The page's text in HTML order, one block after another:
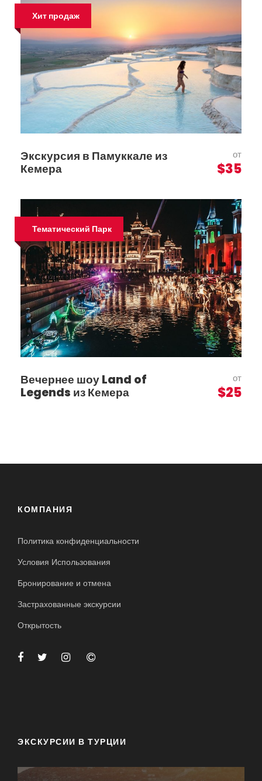
Хит продаж
Экскурсия в Памуккале из
Кемера
от
$35
Тематический Парк
Вечернее шоу Land of
Legends из Кемера
от
$25
КОМПАНИЯ
Политика конфиденциальности
Условия Использования
Бронирование и отмена
Застрахованные экскурсии
Открытость
ЭКСКУРСИИ В ТУРЦИИ